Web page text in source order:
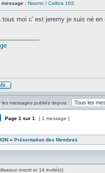
message : Nissmo / Calibra 16S
tous moi c' est jeremy je suis né
les messages publiés depuis :
Page 1 sur 1 [ 1 message ]
» Présentation des Membres
inscrit et 14 invité(s)